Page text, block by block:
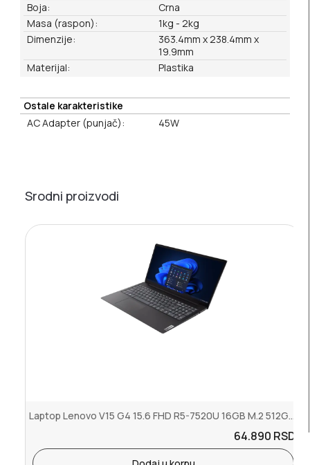
Boja:
Crna
Masa (raspon):
1kg - 2kg
Dimenzije:
363.4mm x 238.4mm x
19.9mm
Materijal:
Plastika
Ostale karakteristike
AC Adapter (punjač):
45W
Srodni proizvodi
Laptop Lenovo V15 G4 15.6 FHD R5-7520U 16GB M.2 512GB SRB 3Y 82YU00...
64.890 RSD.